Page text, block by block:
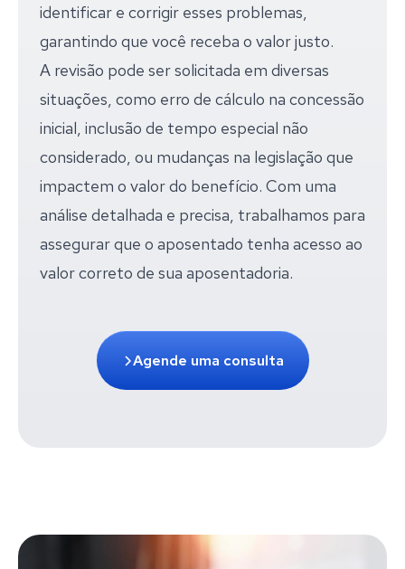
identificar e corrigir esses problemas,
garantindo que você receba o valor justo.
A revisão pode ser solicitada em diversas
situações, como erro de cálculo na concessão
inicial, inclusão de tempo especial não
considerado, ou mudanças na legislação que
impactem o valor do benefício. Com uma
análise detalhada e precisa, trabalhamos para
assegurar que o aposentado tenha acesso ao
valor correto de sua aposentadoria.
Agende uma consulta